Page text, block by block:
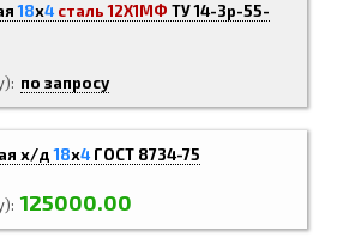
18х4 сталь 12Х1МФ ТУ 14-3р-55-
по запросу
х/д18х4 ГОСТ 8734-75
125000.00